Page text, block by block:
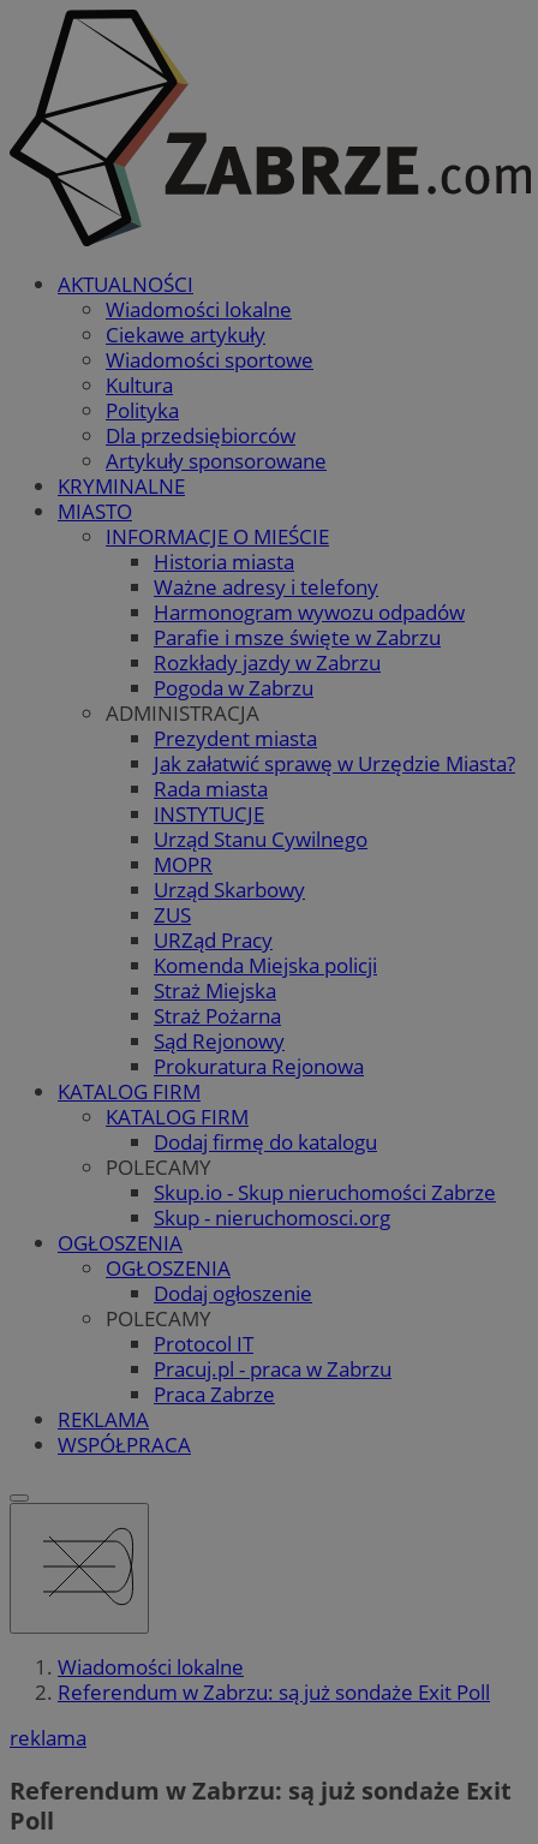
AKTUALNOŚCI
Wiadomości lokalne
Ciekawe artykuły
Wiadomości sportowe
Kultura
Polityka
Dla przedsiębiorców
Artykuły sponsorowane
KRYMINALNE
MIASTO
INFORMACJE O MIEŚCIE
Historia miasta
Ważne adresy i telefony
Harmonogram wywozu odpadów
Parafie i msze święte w Zabrzu
Rozkłady jazdy w Zabrzu
Pogoda w Zabrzu
ADMINISTRACJA
Prezydent miasta
Jak załatwić sprawę w Urzędzie Miasta?
Rada miasta
INSTYTUCJE
Urząd Stanu Cywilnego
MOPR
Urząd Skarbowy
ZUS
URZąd Pracy
Komenda Miejska policji
Straż Miejska
Straż Pożarna
Sąd Rejonowy
Prokuratura Rejonowa
KATALOG FIRM
KATALOG FIRM
Dodaj firmę do katalogu
POLECAMY
Skup.io - Skup nieruchomości Zabrze
Skup - nieruchomosci.org
OGŁOSZENIA
OGŁOSZENIA
Dodaj ogłoszenie
POLECAMY
Protocol IT
Pracuj.pl - praca w Zabrzu
Praca Zabrze
REKLAMA
WSPÓŁPRACA
Wiadomości lokalne
Referendum w Zabrzu: są już sondaże Exit Poll
reklama
Referendum w Zabrzu: są już sondaże Exit
Poll